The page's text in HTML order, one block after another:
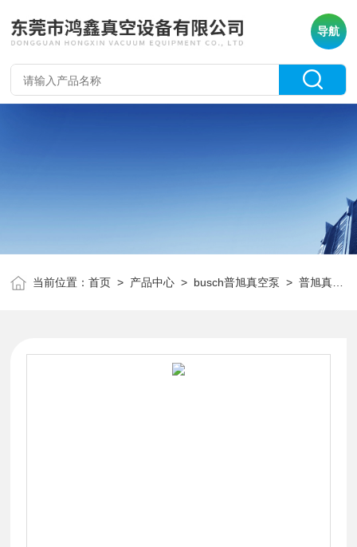
导航
当前位置：首页 > 产品中心 > busch普旭真空泵 >普旭真空泵配件